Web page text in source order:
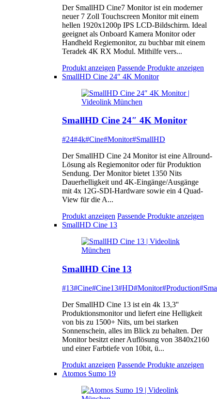
Der SmallHD Cine7 Monitor ist ein moderner
neuer 7 Zoll Touchscreen Monitor mit einem
hellen 1920x1200p IPS LCD-Bildschirm. Ideal
geeignet als Onboard Kamera Monitor oder
Handheld Regiemonitor, zu buchbar mit einem
Teradek 4K RX Modul. Mithilfe vers...
Produkt anzeigen Passende Produkte anzeigen
SmallHD Cine 24″ 4K Monitor
SmallHD Cine 24″ 4K Monitor
#24#4k#Cine#Monitor#SmallHD
Der SmallHD Cine 24 Monitor ist eine Allround-
Lösung als Regiemonitor oder für Produktion
Sendung. Der Monitor bietet 1350 Nits
Dauerhelligkeit und 4K-Eingänge/Ausgänge
mit 4x 12G-SDI-Hardware sowie ein 4 Quad-
View für die A...
Produkt anzeigen Passende Produkte anzeigen
SmallHD Cine 13
SmallHD Cine 13
#13#Cine#Cine13#HD#Monitor#Production
Der SmallHD Cine 13 ist ein 4k 13,3''
Produktionsmonitor und liefert eine Helligkeit
von bis zu 1500+ Nits, um bei starken
Sonnenschein, alles im Blick zu behalten. Der
Monitor besitzt einer Auflösung von 3840x2160
und einer Farbtiefe von 10bit, ü...
Produkt anzeigen Passende Produkte anzeigen
Atomos Sumo 19